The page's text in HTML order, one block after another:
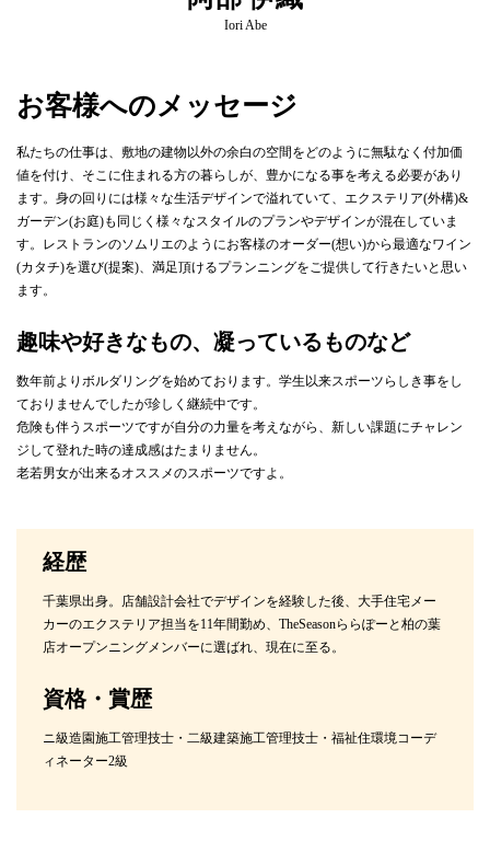
Iori Abe
お客様へのメッセージ
私たちの仕事は、敷地の建物以外の余白の空間をどのように無駄なく付加価
値を付け、そこに住まれる方の暮らしが、豊かになる事を考える必要があり
ます。身の回りには様々な生活デザインで溢れていて、エクステリア(外構)&
ガーデン(お庭)も同じく様々なスタイルのプランやデザインが混在していま
す。レストランのソムリエのようにお客様のオーダー(想い)から最適なワイン
(カタチ)を選び(提案)、満足頂けるプランニングをご提供して行きたいと思い
ます。
趣味や好きなもの、凝っているものなど
数年前よりボルダリングを始めております。学生以来スポーツらしき事をし
ておりませんでしたが珍しく継続中です。
危険も伴うスポーツですが自分の力量を考えながら、新しい課題にチャレン
ジして登れた時の達成感はたまりません。
老若男女が出来るオススメのスポーツですよ。
経歴
千葉県出身。店舗設計会社でデザインを経験した後、大手住宅メー
カーのエクステリア担当を11年間勤め、TheSeasonららぽーと柏の葉
店オープンニングメンバーに選ばれ、現在に至る。
資格・賞歴
ニ級造園施工管理技士・二級建築施工管理技士・福祉住環境コーデ
ィネーター2級